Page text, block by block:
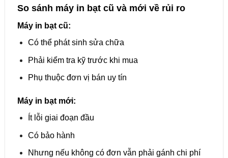
So sánh máy in bạt cũ và mới về rủi ro
Máy in bạt cũ:
Có thể phát sinh sửa chữa
Phải kiểm tra kỹ trước khi mua
Phụ thuộc đơn vị bán uy tín
Máy in bạt mới:
Ít lỗi giai đoạn đầu
Có bảo hành
Nhưng nếu không có đơn vẫn phải gánh chi phí